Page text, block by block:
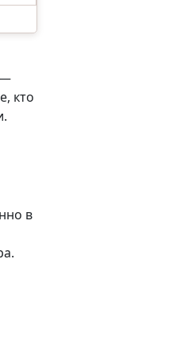
—
кто
в